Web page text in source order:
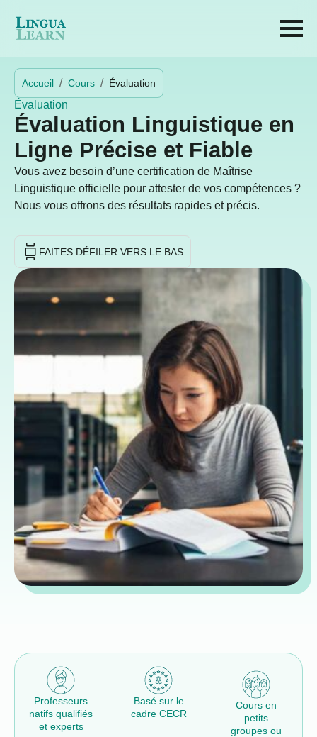
Accueil Cours Évaluation
Évaluation
Évaluation Linguistique en
Ligne Précise et Fiable
Vous avez besoin d’une certification de Maîtrise
Linguistique officielle pour attester de vos compétences ?
Nous vous offrons des résultats rapides et précis.
FAITES DÉFILER VERS LE BAS
Professeurs
natifs qualifiés
et experts
Basé sur le
cadre CECR
Cours en
petits
groupes ou